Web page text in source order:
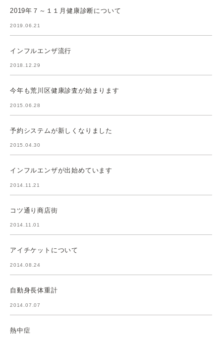
2019年７～１１月健康診断について
2019.06.21
インフルエンザ流行
2018.12.29
今年も荒川区健康診査が始まります
2015.06.28
予約システムが新しくなりました
2015.04.30
インフルエンザが出始めています
2014.11.21
コツ通り商店街
2014.11.01
アイチケットについて
2014.08.24
自動身長体重計
2014.07.07
熱中症